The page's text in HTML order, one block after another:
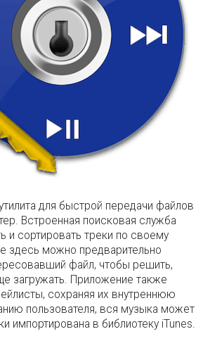
для быстрой передачи файлов
Встроенная поисковая служба
и сортировать треки по своему
здесь можно предварительно
файл, чтобы решить,
загружать. Приложение также
сохраняя их внутреннюю
пользователя, вся музыка может
импортирована в библиотеку iTunes.